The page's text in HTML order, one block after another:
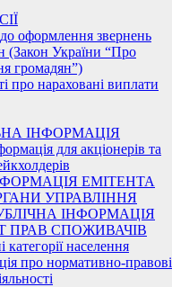
оформлення звернень
(Закон України “Про
громадян”)
про нараховані виплати
ІНФОРМАЦІЯ
для акціонерів та
ЕМІТЕНТА
УПРАВЛІННЯ
ІНФОРМАЦІЯ
ПРАВ СПОЖИВАЧІВ
категорії населення
про нормативно-правові